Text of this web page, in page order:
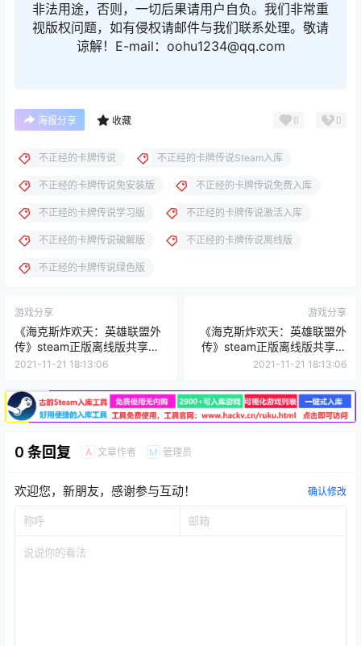
非法用途，否则，一切后果请用户自负。我们非常重
视版权问题，如有侵权请邮件与我们联系处理。敬请
谅解！E-mail：oohu1234@qq.com
海报分享 收藏 0 0
不正经的卡牌传说 不正经的卡牌传说Steam入库
不正经的卡牌传说免安装版 不正经的卡牌传说免费入库
不正经的卡牌传说学习版 不正经的卡牌传说激活入库
不正经的卡牌传说破解版 不正经的卡牌传说离线版
不正经的卡牌传说绿色版
游戏分享
《海克斯炸欢天：英雄联盟外
传》steam正版离线版共享账
号
2021-11-21 18:13:06
游戏分享
《海克斯炸欢天：英雄联盟外
传》steam正版离线版共享账
号
2021-11-21 18:13:06
0 条回复 A 文章作者 M 管理员
欢迎您，新朋友，感谢参与互动！ 确认修改